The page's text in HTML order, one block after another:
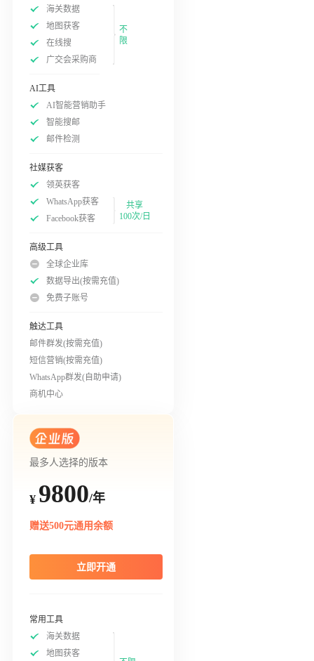
海关数据
地图获客
在线搜
广交会采购商
不
限
AI工具
AI智能营销助手
智能搜邮
邮件检测
社媒获客
领英获客
WhatsApp获客
Facebook获客
共享
100次/日
高级工具
全球企业库
数据导出(按需充值)
免费子账号
触达工具
邮件群发(按需充值)
短信营销(按需充值)
WhatsApp群发(自助申请)
商机中心
最多人选择的版本
¥ 9800/年
赠送500元通用余额
立即开通
常用工具
海关数据
地图获客